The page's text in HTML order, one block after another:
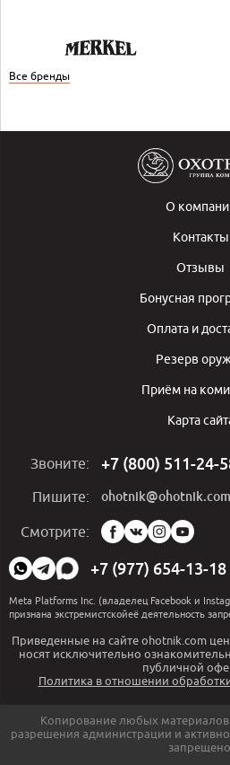
Все бренды
О
Контакты
Отзывы
Бонусная
Оплата и
Резерв
Приём на
Карта
Звоните: +7 (800) 511-24-
Пишите: ohotnik@ohotnik.com
Смотрите:
Мы
в
социальных
сетях:
+7 (977) 654-13-18
Meta Platforms Inc. (владелец Facebook и
признана экстремистскойеё деятельность
Приведенные на сайте ohotnik.com
носят исключительно
публичной
Политика в отношении
Копирование любых материалов
разрешения администрации и
запрещено.